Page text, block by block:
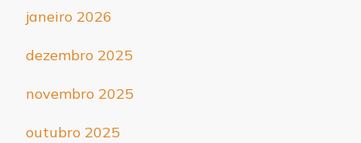
janeiro 2026
dezembro 2025
novembro 2025
outubro 2025